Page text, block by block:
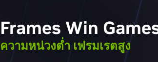
Frames Win
ความหน่วงต่ำ เฟรมเรตสูง